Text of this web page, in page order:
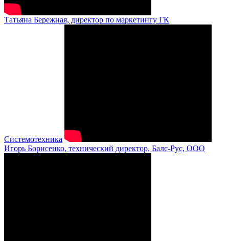
Татьяна Бережная, директор по маркетингу ГК
Системотехника
Игорь Борисенко, технический директор, Балс-Рус, ООО